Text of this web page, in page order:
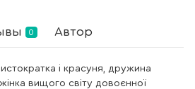
0 Автор
і красуня, дружина
вищого світу довоєнної